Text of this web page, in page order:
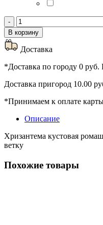
-
Количество
товара
Хризантема
кустовая
розовая
В корзину
Доставка
*Доставка по городу 0 руб.
Доставка пригород 10.00
*Принимаем к оплате
Описание
Хризантема кустовая
ветку
Похожие товары